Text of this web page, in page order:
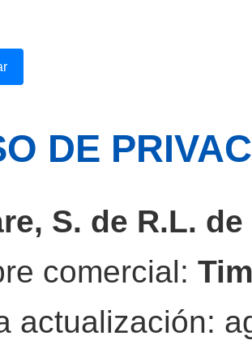
DE
S. de R.L. de
comercial:
actualización: